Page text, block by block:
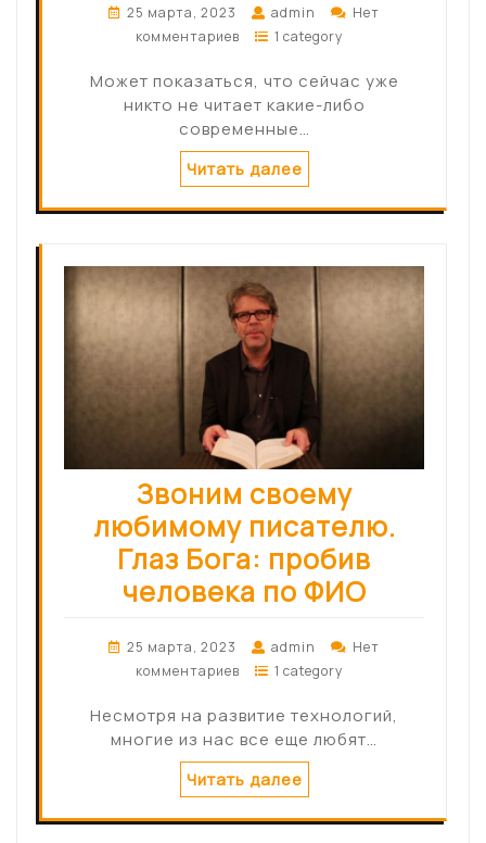
25 марта, 2023 admin
Нет
комментариев
1 category
Может показаться, что сейчас уже
никто не читает какие-либо
современные…
Читать далее
Звоним своему
любимому писателю.
Глаз Бога: пробив
человека по ФИО
25 марта, 2023 admin
Нет
комментариев
1 category
Несмотря на развитие технологий,
многие из нас все еще любят…
Читать далее